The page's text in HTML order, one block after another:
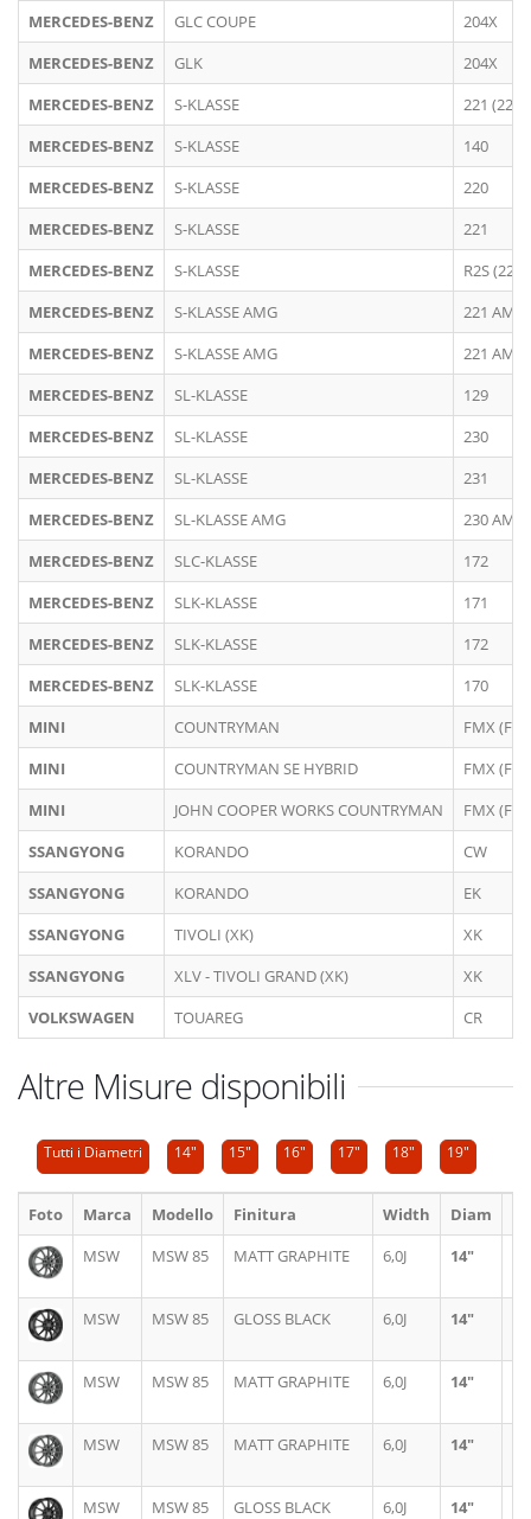
MERCEDES-BENZ GLC COUPE
204X
MERCEDES-BENZ
GLK
204X
MERCEDES-BENZ
S-KLASSE
221 (222)
MERCEDES-BENZ
S-KLASSE
140
MERCEDES-BENZ
S-KLASSE
220
MERCEDES-BENZ
S-KLASSE
221
MERCEDES-BENZ
S-KLASSE
R2S (223)
MERCEDES-BENZ
S-KLASSE AMG
221 AMG
MERCEDES-BENZ
S-KLASSE AMG
221 AMG
MERCEDES-BENZ
SL-KLASSE
129
MERCEDES-BENZ
SL-KLASSE
230
MERCEDES-BENZ
SL-KLASSE
231
MERCEDES-BENZ
SL-KLASSE AMG
230 AMG
MERCEDES-BENZ
SLC-KLASSE
172
MERCEDES-BENZ
SLK-KLASSE
171
MERCEDES-BENZ
SLK-KLASSE
172
MERCEDES-BENZ
SLK-KLASSE
170
MINI
COUNTRYMAN
FMX
MINI
COUNTRYMAN SE HYBRID
FMX
MINI
JOHN COOPER WORKS COUNTRYMAN
FMX (F60
SSANGYONG
KORANDO
CW
SSANGYONG
KORANDO
EK
SSANGYONG
TIVOLI (XK)
XK
SSANGYONG
XLV - TIVOLI GRAND (XK)
XK
VOLKSWAGEN
TOUAREG CR
Altre Misure disponibili
Tutti i Diametri 14" 15" 16" 17" 18" 19"
Foto Marca Modello Finitura Width Diam
MSW
MSW 85 MATT GRAPHITE 6,0J 14"
MSW MSW 85 GLOSS BLACK 6,0J 14"
MSW MSW 85 MATT GRAPHITE 6,0J 14"
MSW MSW 85 MATT GRAPHITE 6,0J 14"
MSW MSW 85 GLOSS BLACK 6,0J 14"